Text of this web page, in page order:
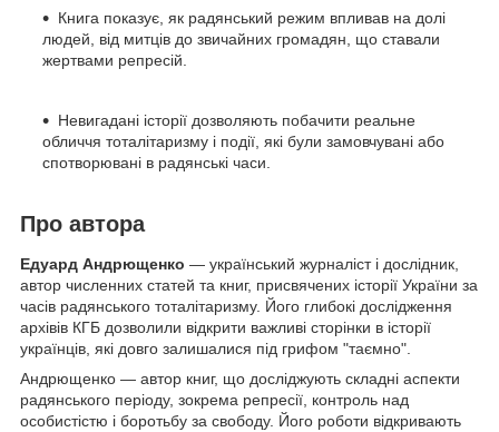
Книга показує, як радянський режим впливав на долі
людей, від митців до звичайних громадян, що ставали
жертвами репресій.
Невигадані історії дозволяють побачити реальне
обличчя тоталітаризму і події, які були замовчувані або
спотворювані в радянські часи.
Про автора
Едуард Андрющенко — український журналіст і дослідник,
автор численних статей та книг, присвячених історії України за
часів радянського тоталітаризму. Його глибокі дослідження
архівів КГБ дозволили відкрити важливі сторінки в історії
українців, які довго залишалися під грифом "таємно".
Андрющенко — автор книг, що досліджують складні аспекти
радянського періоду, зокрема репресії, контроль над
особистістю і боротьбу за свободу. Його роботи відкривають